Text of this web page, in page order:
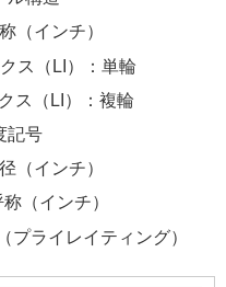
（インチ）
ス（LI）：単輪
ス（LI）：複輪
記号
（インチ）
（インチ）
プライレイティング）